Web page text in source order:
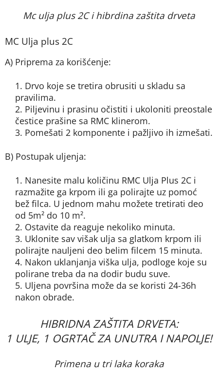
Mc ulja plus 2C i hibrdina zaštita drveta
MC Ulja plus 2C
A) Priprema za korišćenje:
Drvo koje se tretira obrusiti u skladu sa
pravilima.
Piljevinu i prasinu očistiti i ukoloniti preostale
čestice prašine sa RMC klinerom.
Pomešati 2 komponente i pažljivo ih izmešati.
B) Postupak uljenja:
Nanesite malu količinu RMC Ulja Plus 2C i
razmažite ga krpom ili ga polirajte uz pomoć
bež filca. U jednom mahu možete tretirati deo
od 5m² do 10 m².
Ostavite da reaguje nekoliko minuta.
Uklonite sav višak ulja sa glatkom krpom ili
polirajte nauljeni deo belim filcem 15 minuta.
Nakon uklanjanja viška ulja, podloge koje su
polirane treba da na dodir budu suve.
Uljena površina može da se koristi 24-36h
nakon obrade.
HIBRIDNA ZAŠTITA DRVETA:
1 ULJE, 1 OGRTAČ ZA UNUTRA I NAPOLJE!
Primena u tri laka koraka